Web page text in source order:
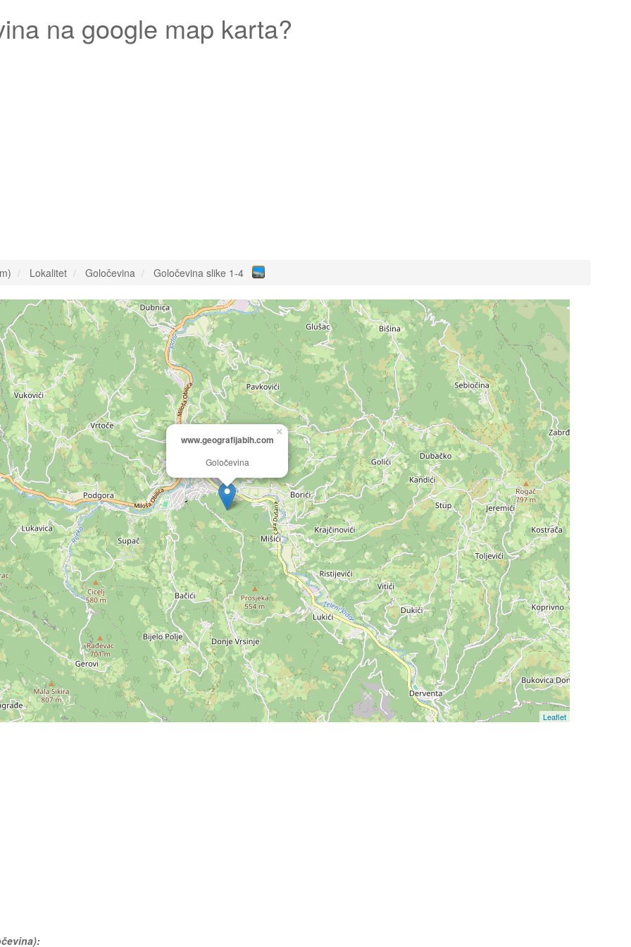
na google map karta?
Lokalitet Goločevina Goločevina slike 1-4
www.geografijabih.com
Goločevina
×
Leaflet